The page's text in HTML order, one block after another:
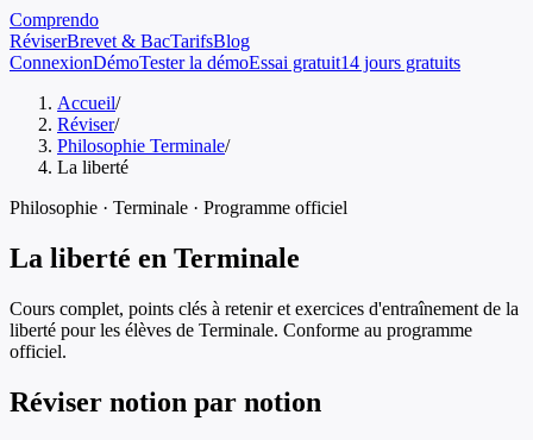
Comprendo
RéviserBrevet & BacTarifsBlog
ConnexionDémoTester la démoEssai gratuit14 jours gratuits
Accueil/
Réviser/
Philosophie Terminale/
La liberté
Philosophie · Terminale · Programme officiel
La liberté en Terminale
Cours complet, points clés à retenir et exercices d'entraînement de la
liberté pour les élèves de Terminale. Conforme au programme
officiel.
Réviser notion par notion